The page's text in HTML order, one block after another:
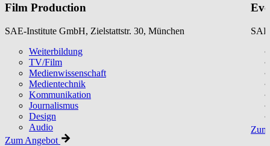
Film Production
SAE-Institute GmbH, Zielstattstr. 30, München
Weiterbildung
TV/Film
Medienwissenschaft
Medientechnik
Kommunikation
Journalismus
Design
Audio
Zum Angebot